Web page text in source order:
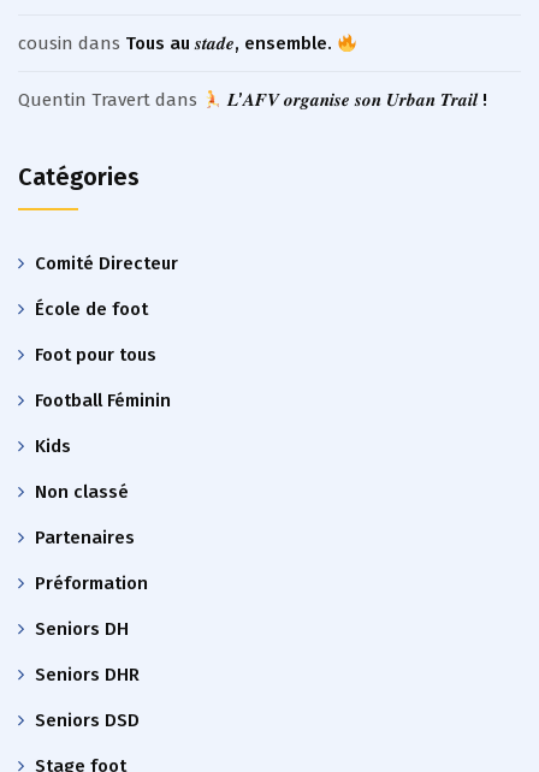
cousin dans Tous au 𝒔𝒕𝒂𝒅𝒆, ensemble.
Quentin Travert dans 𝑳’𝑨𝑭𝑽 𝒐𝒓𝒈𝒂𝒏𝒊𝒔𝒆 𝒔𝒐𝒏 𝑼𝒓𝒃𝒂𝒏 𝑻𝒓𝒂𝒊𝒍 !
Catégories
Comité Directeur
École de foot
Foot pour tous
Football Féminin
Kids
Non classé
Partenaires
Préformation
Seniors DH
Seniors DHR
Seniors DSD
Stage foot